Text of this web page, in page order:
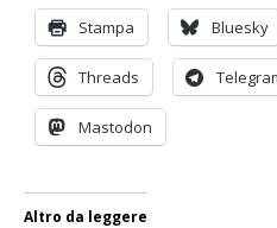
Stampa Bluesky
Threads
Mastodon
Altro da leggere